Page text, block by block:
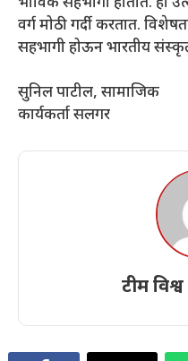
वर्ग मोठी गर्दी करतात.
सहभागी होऊन भारतीय
सुनिल पाटील, सामाजिक
कार्यकर्ता सलगर
टीम